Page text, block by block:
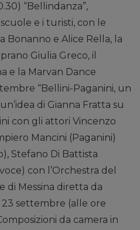
“Bellindanza”,
e i turisti, con le
Bonanno e Alice Rella, la
Giulia Greco, il
e la Marvan Dance
“Bellini-Paganini, un
di Gianna Fratta su
con gli attori Vincenzo
Mancini (Paganini)
Stefano Di Battista
con l’Orchestra del
di Messina diretta da
settembre (alle ore
da camera in